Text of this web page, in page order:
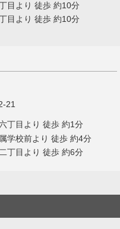
目より 徒歩 約10分
目より 徒歩 約10分
21
丁目より 徒歩 約1分
学校前より 徒歩 約4分
丁目より 徒歩 約6分